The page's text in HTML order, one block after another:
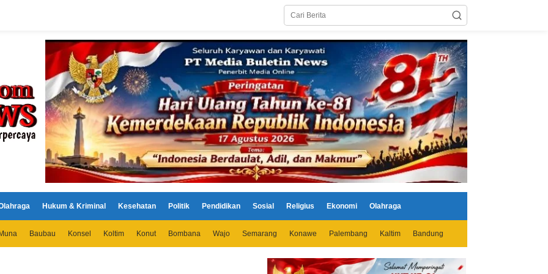
Hukum & Kriminal Kesehatan Politik Pendidikan Sosial Religius Ekonomi Olahraga
Baubau Konsel Koltim Konut Bombana Wajo Semarang Konawe Palembang Kaltim Bandung